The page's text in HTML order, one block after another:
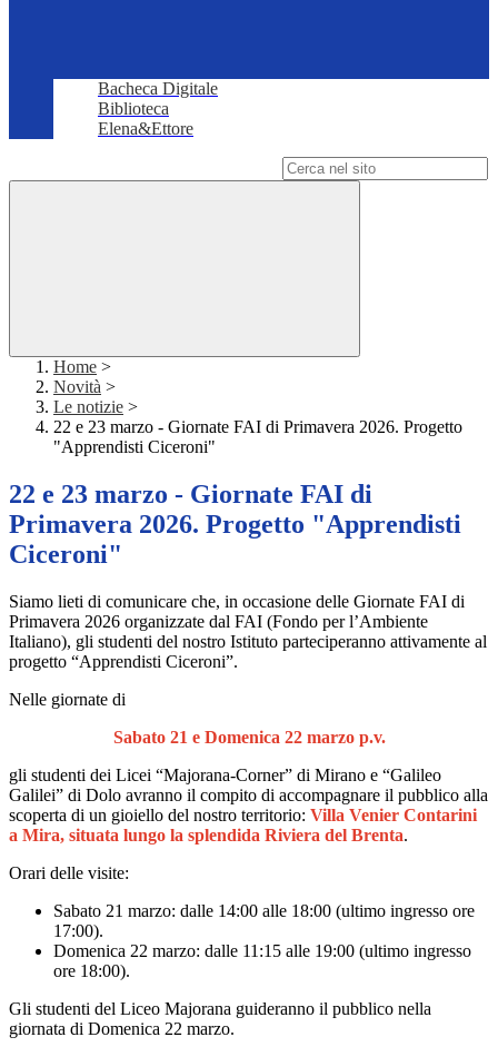
Bacheca Digitale
Biblioteca
Elena&Ettore
Home >
Novità >
Le notizie >
22 e 23 marzo - Giornate FAI di Primavera 2026. Progetto
"Apprendisti Ciceroni"
22 e 23 marzo - Giornate FAI di
Primavera 2026. Progetto "Apprendisti
Ciceroni"
Siamo lieti di comunicare che, in occasione delle Giornate FAI di
Primavera 2026 organizzate dal FAI (Fondo per l’Ambiente
Italiano), gli studenti del nostro Istituto parteciperanno attivamente al
progetto “Apprendisti Ciceroni”.
Nelle giornate di
Sabato 21 e Domenica 22 marzo p.v.
gli studenti dei Licei “Majorana-Corner” di Mirano e “Galileo
Galilei” di Dolo avranno il compito di accompagnare il pubblico alla
scoperta di un gioiello del nostro territorio: Villa Venier Contarini
a Mira, situata lungo la splendida Riviera del Brenta.
Orari delle visite:
Sabato 21 marzo: dalle 14:00 alle 18:00 (ultimo ingresso ore
17:00).
Domenica 22 marzo: dalle 11:15 alle 19:00 (ultimo ingresso
ore 18:00).
Gli studenti del Liceo Majorana guideranno il pubblico nella
giornata di Domenica 22 marzo.